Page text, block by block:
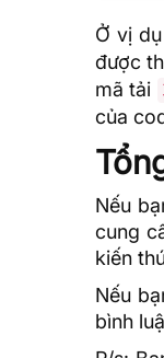
Ở vị
được
mã tải
của
Nếu
cung
kiến
Nếu
bình